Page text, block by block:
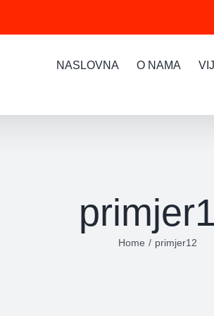
NASLOVNA O NAMA
Home primjer12